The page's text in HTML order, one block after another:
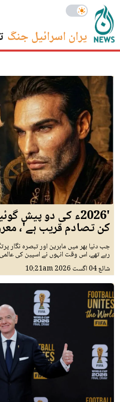
ایران اسرائیل جنگ
'2026ء کی دو پیش
کن تصادم قریب ہے'،
جب دنیا بھر میں ماہرین اور تبصرہ نگار
رہے تھے، اس وقت انہوں نے اسپین کی
شائع04 اگست 2026 10:21am